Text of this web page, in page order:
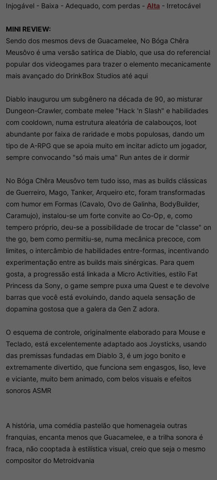
Injogável - Baixa - Adequado, com perdas - Alta - Irretocável
MINI REVIEW:
Sendo dos mesmos devs de Guacamelee, No Bóga Chêra
Meusôvo é uma versão satírica de Diablo, que usa do referencial
popular dos videogames para trazer o elemento mecanicamente
mais avançado do DrinkBox Studios até aqui
Diablo inaugurou um subgênero na década de 90, ao misturar
Dungeon-Crawler, combate melee "Hack 'n Slash" e habilidades
com cooldown, numa estrutura aleatória de calabouços, loot
abundante por faixa de raridade e mobs populosas, dando um
tipo de A-RPG que se apoia muito em incitar adicto um jogador,
sempre convocando "só mais uma" Run antes de ir dormir
No Bóga Chêra Meusôvo tem tudo isso, mas as builds clássicas
de Guerreiro, Mago, Tanker, Arqueiro etc, foram transformadas
com humor em Formas (Cavalo, Ovo de Galinha, BodyBuilder,
Caramujo), instalou-se um forte convite ao Co-Op, e, como
tempero próprio, deu-se a possibilidade de trocar de "classe" on
the go, bem como permitiu-se, numa mecânica precoce, com
limites, o intercâmbio de habilidades entre-formas, incentivando
experimentação entre as builds mais sinérgicas. Para quem
gosta, a progressão está linkada a Micro Activities, estilo Fat
Princess da Sony, o game sempre puxa uma Quest e te devolve
barras que você está evoluindo, dando aquela sensação de
dopamina gostosa que a galera da Gen Z adora.
O esquema de controle, originalmente elaborado para Mouse e
Teclado, está excelentemente adaptado aos Joysticks, usando
das premissas fundadas em Diablo 3, é um jogo bonito e
extremamente divertido, que funciona sem engasgos, liso, leve
e viciante, muito bem animado, com belos visuais e efeitos
sonoros ASMR
A história, uma comédia pastelão que homenageia outras
franquias, encanta menos que Guacamelee, e a trilha sonora é
fraca, não cooptada à estilística visual, creio que seja o mesmo
compositor do Metroidvania